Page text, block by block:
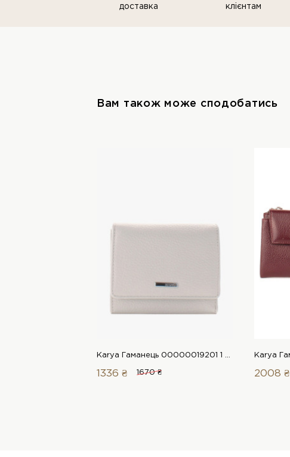
доставка
клiєнтам
Вам також може сподобатись
1336 ₴ 1670 ₴ 2008 ₴